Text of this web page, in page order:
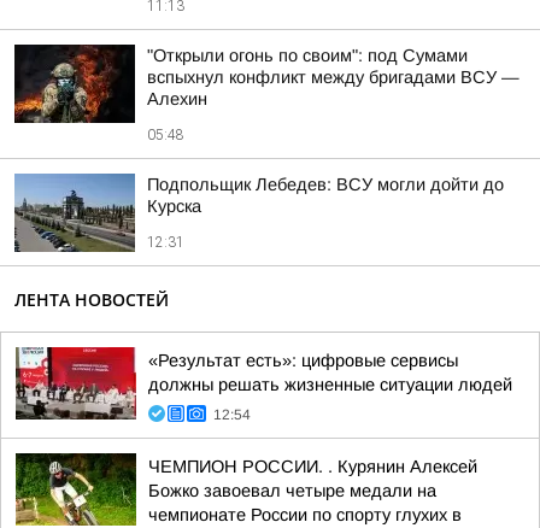
11:13
"Открыли огонь по своим": под Сумами
вспыхнул конфликт между бригадами ВСУ —
Алехин
05:48
Подпольщик Лебедев: ВСУ могли дойти до
Курска
12:31
ЛЕНТА НОВОСТЕЙ
«Результат есть»: цифровые сервисы
должны решать жизненные ситуации людей
12:54
ЧЕМПИОН РОССИИ. . Курянин Алексей
Божко завоевал четыре медали на
чемпионате России по спорту глухих в